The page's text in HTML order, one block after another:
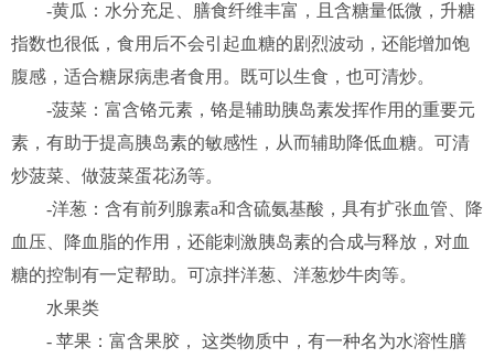
-黄瓜：水分充足、膳食纤维丰富，且含糖量低微，升糖
指数也很低，食用后不会引起血糖的剧烈波动，还能增加饱
腹感，适合糖尿病患者食用。既可以生食，也可清炒。
-菠菜：富含铬元素，铬是辅助胰岛素发挥作用的重要元
素，有助于提高胰岛素的敏感性，从而辅助降低血糖。可清
炒菠菜、做菠菜蛋花汤等。
-洋葱：含有前列腺素a和含硫氨基酸，具有扩张血管、降
血压、降血脂的作用，还能刺激胰岛素的合成与释放，对血
糖的控制有一定帮助。可凉拌洋葱、洋葱炒牛肉等。
水果类
- 苹果：富含果胶， 这类物质中，有一种名为水溶性膳